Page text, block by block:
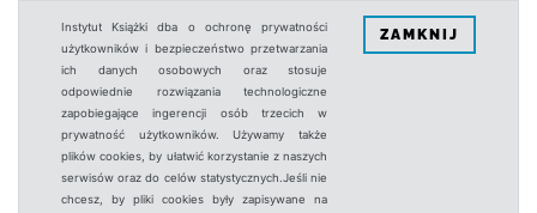
Instytut Książki dba o ochronę prywatności
użytkowników i bezpieczeństwo przetwarzania
ich danych osobowych oraz stosuje
odpowiednie rozwiązania technologiczne
zapobiegające ingerencji osób trzecich w
prywatność użytkowników. Używamy także
plików cookies, by ułatwić korzystanie z naszych
serwisów oraz do celów statystycznych.Jeśli nie
chcesz, by pliki cookies były zapisywane na
ZAMKNIJ